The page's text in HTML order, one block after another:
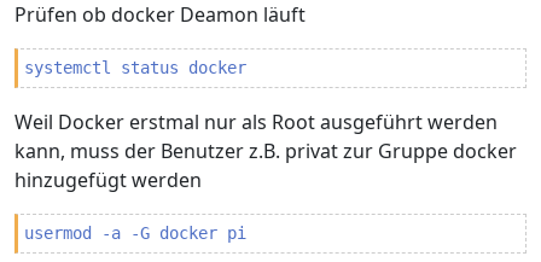
Prüfen ob docker Deamon läuft
systemctl status docker
Weil Docker erstmal nur als Root ausgeführt werden
kann, muss der Benutzer z.B. privat zur Gruppe docker
hinzugefügt werden
usermod -a -G docker pi